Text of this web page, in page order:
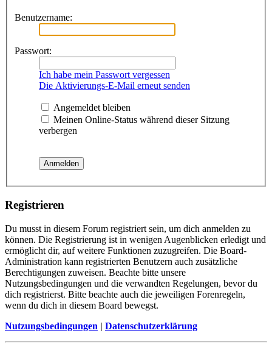
Benutzername:
Passwort:
Ich habe mein Passwort vergessen
Die Aktivierungs-E-Mail erneut senden
Angemeldet bleiben
Meinen Online-Status während dieser Sitzung
verbergen
Registrieren
Du musst in diesem Forum registriert sein, um dich anmelden zu
können. Die Registrierung ist in wenigen Augenblicken erledigt und
ermöglicht dir, auf weitere Funktionen zuzugreifen. Die Board-
Administration kann registrierten Benutzern auch zusätzliche
Berechtigungen zuweisen. Beachte bitte unsere
Nutzungsbedingungen und die verwandten Regelungen, bevor du
dich registrierst. Bitte beachte auch die jeweiligen Forenregeln,
wenn du dich in diesem Board bewegst.
Nutzungsbedingungen | Datenschutzerklärung